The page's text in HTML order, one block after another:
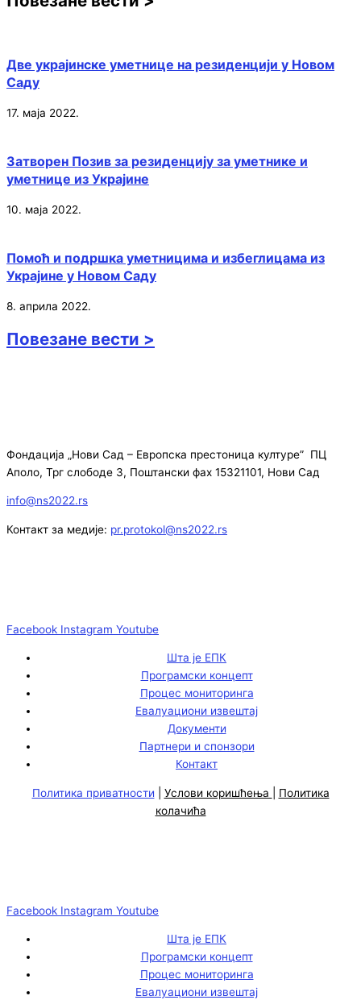
Две украјинске уметнице на резиденцији у Новом
Саду
17. маја 2022.
Затворен Позив за резиденцију за уметнике и
уметнице из Украјине
10. маја 2022.
Помоћ и подршка уметницима и избеглицама из
Украјине у Новом Саду
8. априла 2022.
Повезане вести >
Фондација „Нови Сад – Европска престоница културе” ПЦ
Аполо, Трг слободе 3, Поштански фах 15321101, Нови Сад
info@ns2022.rs
Контакт за медије: pr.protokol@ns2022.rs
Facebook Instagram Youtube
Шта је ЕПК
Програмски концепт
Процес мониторинга
Евалуациони извештај
Документи
Партнери и спонзори
Контакт
Политика приватности Услови коришћења
Политика
колачића
Facebook Instagram Youtube
Шта је ЕПК
Програмски концепт
Процес мониторинга
Евалуациони извештај